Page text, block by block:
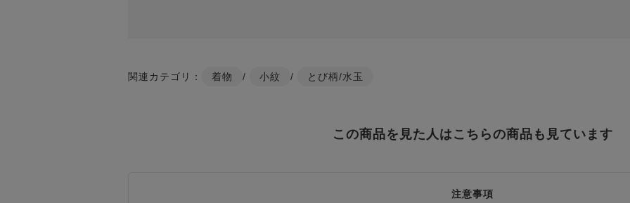
関連カテゴリ： 着物 / 小紋 / とび柄/水玉
この商品を見た人はこちらの商品も見ています
注意事項